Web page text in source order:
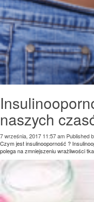
naszych
7 września, 2017 11:57 am Published
Czym jest insulinooporność ?
polega na zmniejszeniu wrażliwości